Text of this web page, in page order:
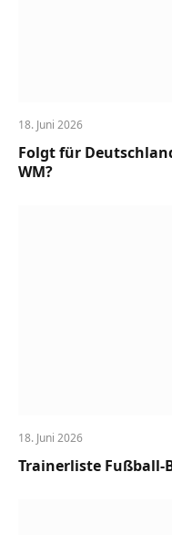
18. Juni 2026
Folgt für
WM?
18. Juni 2026
Trainerliste Fußball-